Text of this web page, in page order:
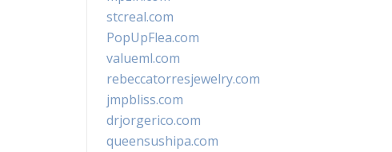
stcreal.com
PopUpFlea.com
valueml.com
rebeccatorresjewelry.com
jmpbliss.com
drjorgerico.com
queensushipa.com